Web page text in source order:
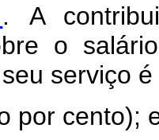
. A
o
serviço é
por cento);